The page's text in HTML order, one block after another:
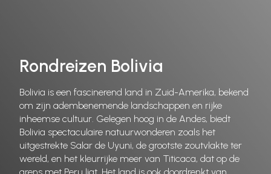
Rondreizen Bolivia
Bolivia is een fascinerend land in Zuid-Amerika, bekend
om zijn adembenemende landschappen en rijke
inheemse cultuur. Gelegen hoog in de Andes, biedt
Bolivia spectaculaire natuurwonderen zoals het
uitgestrekte Salar de Uyuni, de grootste zoutvlakte ter
wereld, en het kleurrijke meer van Titicaca, dat op de